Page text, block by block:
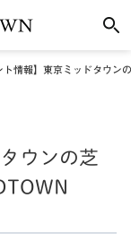
ト情報】東京ミッドタウ
ウンの芝